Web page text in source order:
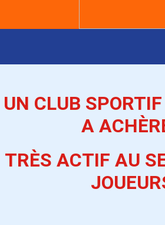
UN CLUB
A ACHÈ
TRÈS ACTIF AU